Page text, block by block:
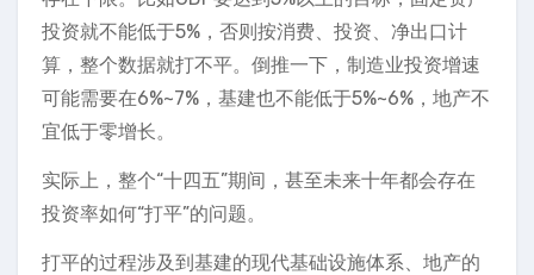
投资就不能低于5%，否则按消费、投资、净出口计
算，整个数据就打不平。倒推一下，制造业投资增速
可能需要在6%~7%，基建也不能低于5%~6%，地产不
宜低于零增长。
实际上，整个“十四五”期间，甚至未来十年都会存在
投资率如何“打平”的问题。
打平的过程涉及到基建的现代基础设施体系、地产的